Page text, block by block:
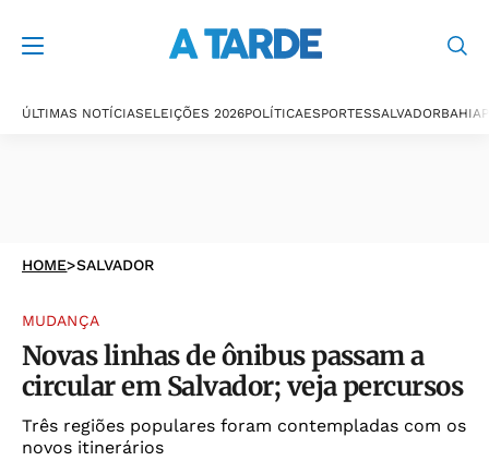
ÚLTIMAS NOTÍCIASELEIÇÕES 2026POLÍTICAESPORTESSALVADORBAHIA
HOME>SALVADOR
MUDANÇA
Novas linhas de ônibus passam a
circular em Salvador; veja percursos
Três regiões populares foram contempladas com os
novos itinerários